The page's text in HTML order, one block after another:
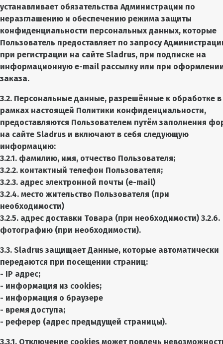
устанавливает обязательства Администрации по
неразглашению и обеспечению режима защиты
конфиденциальности персональных данных, которые
Пользователь предоставляет по запросу
при регистрации на сайте Sladrus, при подписке на
информационную e-mail рассылку или при
заказа.
3.2. Персональные данные, разрешённые к обработке в
рамках настоящей Политики конфиденциальности,
предоставляются Пользователем путём заполнения
на сайте Sladrus и включают в себя следующую
информацию:
3.2.1. фамилию, имя, отчество Пользователя;
3.2.2. контактный телефон Пользователя;
3.2.3. адрес электронной почты (e-mail)
3.2.4. место жительство Пользователя (при
необходимости)
3.2.5. адрес доставки Товара (при необходимости) 3.2.6.
фотографию (при необходимости).
3.3. Sladrus защищает Данные, которые автоматически
передаются при посещении страниц:
- IP адрес;
- информация из cookies;
- информация о браузере
- время доступа;
- реферер (адрес предыдущей страницы).
3.3.1. Отключение cookies может повлечь